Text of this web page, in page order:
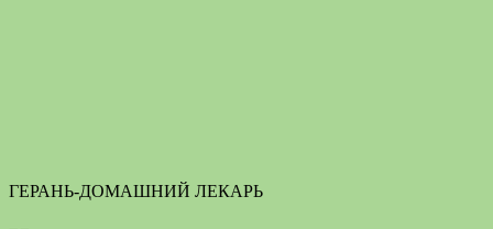
ГЕРАНЬ-ДОМАШНИЙ ЛЕКАРЬ